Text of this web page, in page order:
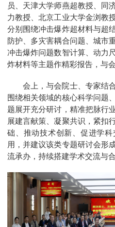
员、天津大学师燕超教授、同
力教授、北京工业大学金浏教
分别围绕冲击爆炸超材料与超
防护、多灾害耦合问题、城市
冲击爆炸问题数智计算、动力
炸材料等主题作精彩报告，与
会上，与会院士、专家结
围绕相关领域的核心科学问题
题展开充分研讨，精准把脉行
展建言献策、凝聚共识，紧扣
础、推动技术创新、促进学
用，并建议该类专题研讨会形
流承办，持续搭建学术交流与合